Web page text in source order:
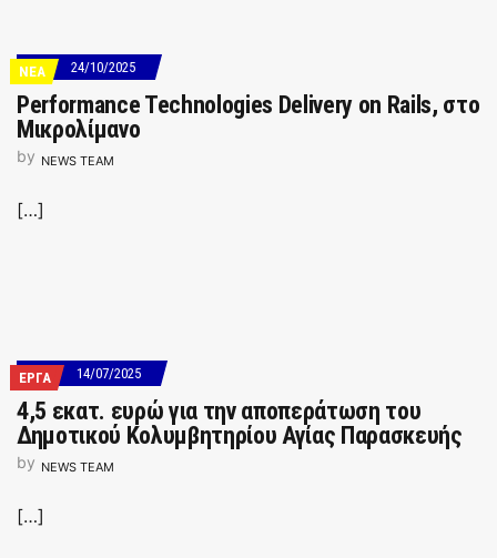
ΝΕΑ 24/10/2025
Performance Technologies Delivery on Rails, στο
Μικρολίμανο
by NEWS TEAM
[…]
ΕΡΓΑ 14/07/2025
4,5 εκατ. ευρώ για την αποπεράτωση του
Δημοτικού Κολυμβητηρίου Αγίας Παρασκευής
by NEWS TEAM
[…]